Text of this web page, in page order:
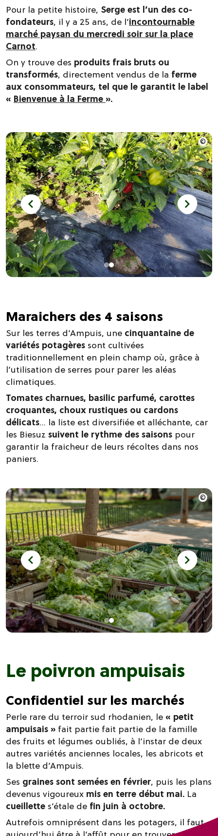
Pour la petite histoire, Serge est l’un des co-
fondateurs, il y a 25 ans, de l’incontournable
marché paysan du mercredi soir sur la place
Carnot.
On y trouve des produits frais bruts ou
transformés, directement vendus de la ferme
aux consommateurs, tel que le garantit le label
« Bienvenue à la Ferme ».
Maraichers des 4 saisons
Sur les terres d’Ampuis, une cinquantaine de
variétés potagères sont cultivées
traditionnellement en plein champ où, grâce à
l’utilisation de serres pour parer les aléas
climatiques.
Tomates charnues, basilic parfumé, carottes
croquantes, choux rustiques ou cardons
délicats… la liste est diversifiée et alléchante, car
les Biesuz suivent le rythme des saisons pour
garantir la fraicheur de leurs récoltes dans nos
paniers.
Le poivron ampuisais
Confidentiel sur les marchés
Perle rare du terroir sud rhodanien, le « petit
ampuisais » fait partie fait partie de la famille
des fruits et légumes oubliés, à l’instar de deux
autres variétés anciennes locales, les abricots et
la blette d’Ampuis.
Ses graines sont semées en février, puis les plans
devenus vigoureux mis en terre début mai. La
cueillette s’étale de fin juin à octobre.
Autrefois omniprésent dans les potagers, il faut